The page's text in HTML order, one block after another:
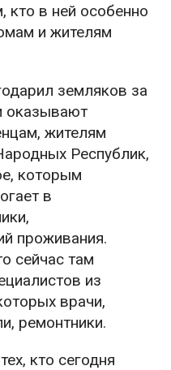
кто в ней особенно
и жителям
земляков за
оказывают
жителям
Республик,
которым
в
проживания.
сейчас там
из
врачи,
ремонтники.
кто сегодня